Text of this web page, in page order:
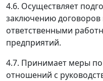
4.6. Осуществляет
заключению договоров
ответственными
предприятий.
4.7. Принимает меры
отношений с